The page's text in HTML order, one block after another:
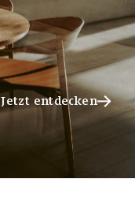
Jetzt entdecken
Jetzt entdecken